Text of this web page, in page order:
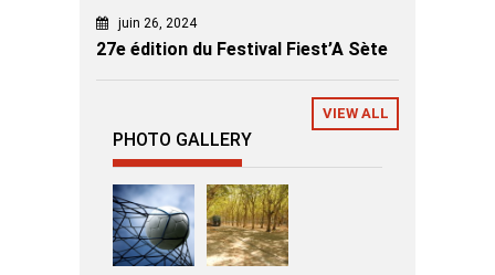
juin 26, 2024
27e édition du Festival Fiest’A Sète
VIEW ALL
PHOTO GALLERY